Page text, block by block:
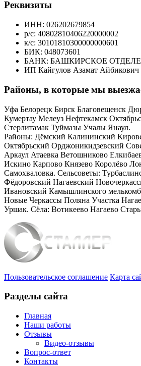
Реквизиты
ИНН: 026202679854
р/с: 40802810406220000002
к/с: 30101810300000000601
БИК: 048073601
БАНК: БАШКИРСКОЕ
ИП Кайгулов Азамат Айбикович
Районы, в которые мы
Уфа Белорецк Бирск Благовещенск
Кумертау Мелеуз Нефтекамск
Стерлитамак Туймазы Учалы Янаул.
Районы: Дёмский Калининский
Октябрьский Орджоникидзевский
Аркаул Атаевка Ветошниково
Искино Карпово Князево Королёво
Самохваловка. Сельсоветы:
Фёдоровский Нагаевский
Ивановский Камышлинского
Новые Черкассы Поляна Участка
Уршак. Сёла: Вотикеево Нагаево
Пользовательское соглашение Карта
Разделы сайта
Главная
Наши работы
Отзывы
Видео-отзывы
Вопрос-ответ
Контакты